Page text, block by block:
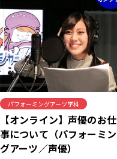
パフォーミングアーツ学科
【オンライン】声優のお仕
事について（パフォーミン
グアーツ／声優）